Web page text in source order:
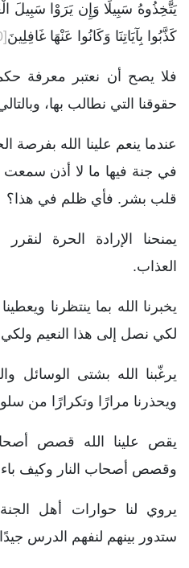
يَتَّخِذُوهُ سَبِيلًا وَإِن يَرَوْا سَبِيلَ
كَذَّبُوا بِآيَاتِنَا وَكَانُوا عَنْهَا غَافِلِينَ [40]
فلا يصح أن نعتبر معرفة
حقوقنا التي نطالب بها،
عندما ينعم علينا الله بفرصة
في جنة فيها ما لا أذن
قلب بشر. فأي ظلم في هذا؟
يمنحنا الإرادة الحرة لنقرر
العذاب.
يخبرنا الله بما ينتظرنا
لكي نصل إلى هذا النعيم
يرغّبنا الله بشتى الوسائل
ويحذرنا مرارًا وتكرارًا من
يقص علينا الله قصص
وقصص أصحاب النار وكيف
يروي لنا حوارات أهل
ستدور بينهم لنفهم الدرس